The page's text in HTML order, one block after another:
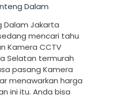
Dalam
Dalam Jakarta
mencari tahu
Kamera CCTV
Selatan termurah
pasang Kamera
menawarkan harga
ini itu. Anda bisa